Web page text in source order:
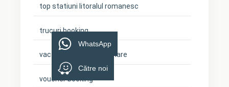
top statiuni litoralul romanesc
trucuri booking
vacanta cu cainele la mare
voucher booking
WhatsApp
Către noi